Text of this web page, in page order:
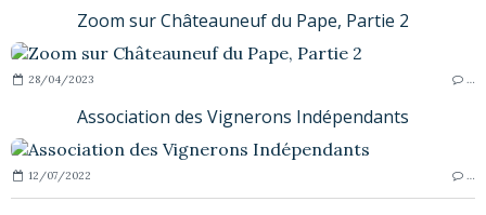
Zoom sur Châteauneuf du Pape, Partie 2
28/04/2023
Association des Vignerons Indépendants
12/07/2022